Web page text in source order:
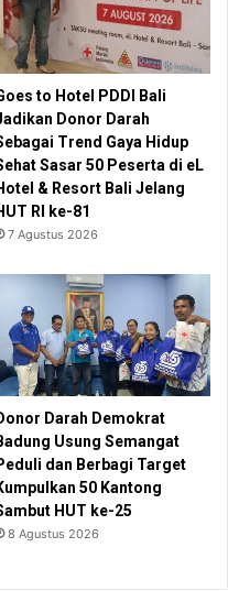
to Hotel PDDI Bali
Donor Darah
Trend Gaya Hidup
Sasar 50 Peserta di eL
& Resort Bali Jelang
RI ke-81
7 Agustus 2026
Darah Demokrat
Usung Semangat
dan Berbagi Target
50 Kantong
HUT ke-25
8 Agustus 2026